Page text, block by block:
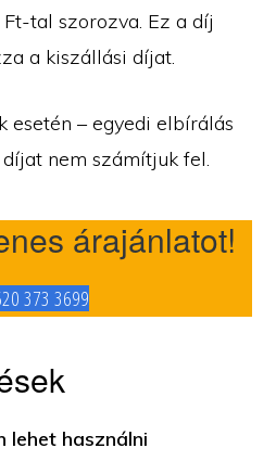
tal szorozva. Ez a díj
a kiszállási díjat.
esetén – egyedi elbírálás
nem számítjuk fel.
árajánlatot!
373 3699
lehet használni